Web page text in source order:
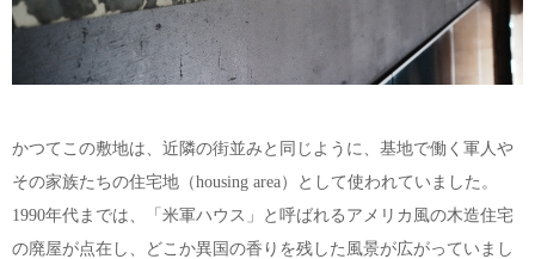
かつてこの敷地は、近隣の街並みと同じように、基地で働く軍人や
その家族たちの住宅地（housing area）として使われていました。
1990年代までは、「米軍ハウス」と呼ばれるアメリカ風の木造住宅
の廃屋が点在し、どこか異国の香りを残した風景が広がっていまし